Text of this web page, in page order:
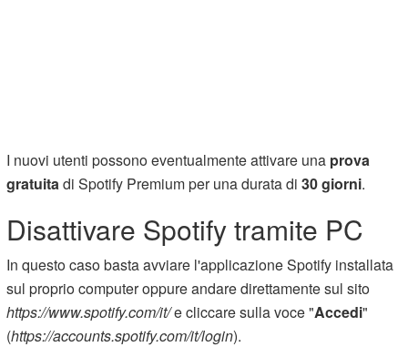
I nuovi utenti possono eventualmente attivare una prova
gratuita di Spotify Premium per una durata di30 giorni.
Disattivare Spotify tramite PC
In questo caso basta avviare l'applicazione Spotify installata
sul proprio computer oppure andare direttamente sul sito
https://www.spotify.com/it/e cliccare sulla voce "Accedi"
(https://accounts.spotify.com/it/login).